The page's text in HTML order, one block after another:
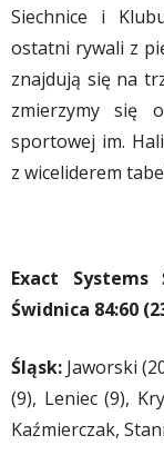
Siechnice i
ostatni rywali z
znajdują się na
zmierzymy się
sportowej im.
z wiceliderem
Exact Systems
Świdnica 84:60
Śląsk: Jaworski
(9), Leniec (9),
Kaźmierczak,